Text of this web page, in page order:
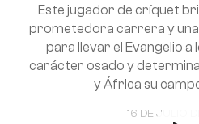
16 DE JULIO
Este jugador de críquet
prometedora carrera y
para llevar el Evangelio a
carácter osado y
y África su